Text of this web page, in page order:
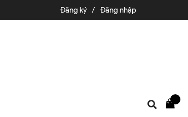
Đăng ký / Đăng nhập